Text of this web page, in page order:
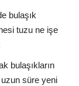
bulaşık
tuzu ne işe
bulaşıkların
uzun süre yeni